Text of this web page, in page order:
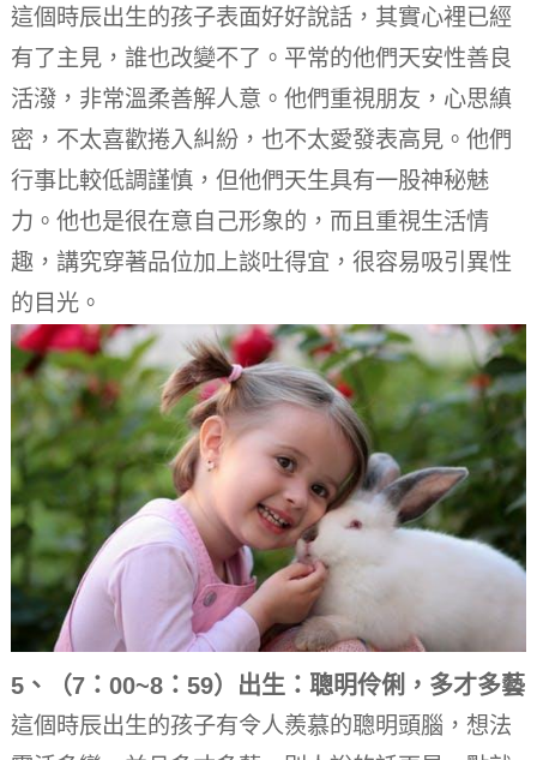
這個時辰出生的孩子表面好好說話，其實心裡已經
有了主見，誰也改變不了。 平常的他們天安性善良
活潑，非常溫柔善解人意。 他們重視朋友，心思縝
密，不太喜歡捲入糾紛，也不太愛發表高見。 他們
行事比較低調謹慎，但他們天生具有一股神秘魅
力。他也是很在意自己形象的，而且重視生活情
趣，講究穿著品位加上談吐得宜，很容易吸引異性
的目光。
5、（7：00~8：59）出生：聰明伶俐，多才多藝
這個時辰出生的孩子有令人羨慕的聰明頭腦，想法